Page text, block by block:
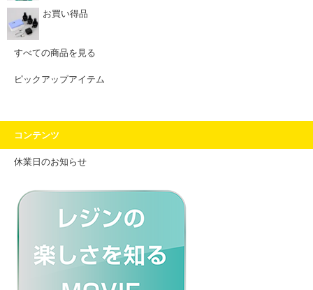
お買い得品
すべての商品を見る
ピックアップアイテム
コンテンツ
休業日のお知らせ